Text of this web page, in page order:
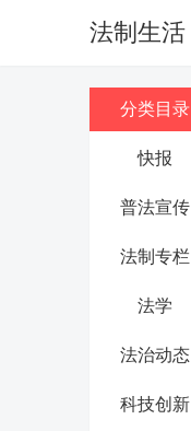
法制生活
分类目录
快报
普法宣传
法制专栏
法学
法治动态
科技创新